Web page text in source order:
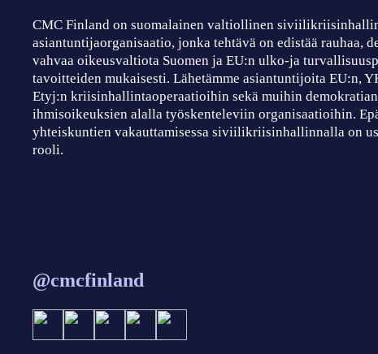
CMC Finland on suomalainen valtiollinen
asiantuntijaorganisaatio, jonka tehtävä on edistää rauhaa,
vahvaa oikeusvaltiota Suomen ja EU:n ulko-ja
tavoitteiden mukaisesti. Lähetämme asiantuntijoita EU:n,
Etyj:n kriisinhallintaoperaatioihin sekä muihin
ihmisoikeuksien alalla työskenteleviin organisaatioihin.
yhteiskuntien vakauttamisessa siviilikriisinhallinnalla on
rooli.
@cmcfinland